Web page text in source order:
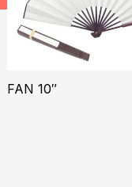
FAN 10″